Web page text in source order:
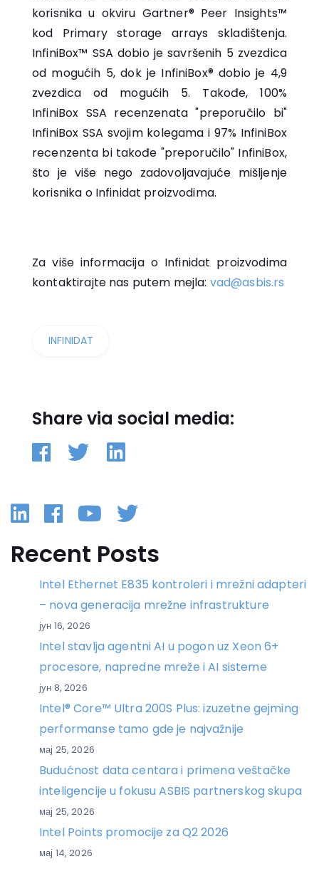
korisnika u okviru Gartner® Peer Insights™
kod Primary storage arrays skladištenja.
InfiniBox™ SSA dobio je savršenih 5 zvezdica
od mogućih 5, dok je InfiniBox® dobio je 4,9
zvezdica od mogućih 5. Takođe, 100%
InfiniBox SSA recenzenata "preporučilo bi"
InfiniBox SSA svojim kolegama i 97% InfiniBox
recenzenta bi takođe "preporučilo" InfiniBox,
što je više nego zadovoljavajuće mišljenje
korisnika o Infinidat proizvodima.
Za više informacija o Infinidat proizvodima
kontaktirajte nas putem mejla: vad@asbis.rs
INFINIDAT
Share via social media:
Linkedin
Facebook
YouTube
Twitter
Recent Posts
Intel Ethernet E835 kontroleri i mrežni adapteri
– nova generacija mrežne infrastrukture
јун 16, 2026
Intel stavlja agentni AI u pogon uz Xeon 6+
procesore, napredne mreže i AI sisteme
јун 8, 2026
Intel® Core™ Ultra 200S Plus: izuzetne gejming
performanse tamo gde je najvažnije
мај 25, 2026
Budućnost data centara i primena veštačke
inteligencije u fokusu ASBIS partnerskog skupa
мај 25, 2026
Intel Points promocije za Q2 2026
мај 14, 2026